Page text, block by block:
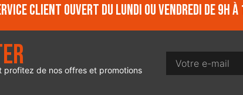
client ouvert du lundi ou vendredi de 9h à
profitez de nos offres et promotions